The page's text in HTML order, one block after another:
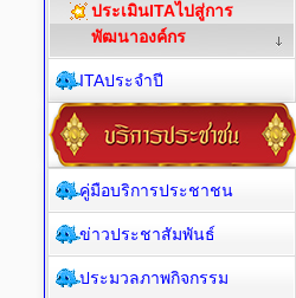
ประเมินITAไปสู่การ
พัฒนาองค์กร
ITAประจำปี
คู่มือบริการประชาชน
ข่าวประชาสัมพันธ์
ประมวลภาพกิจกรรม